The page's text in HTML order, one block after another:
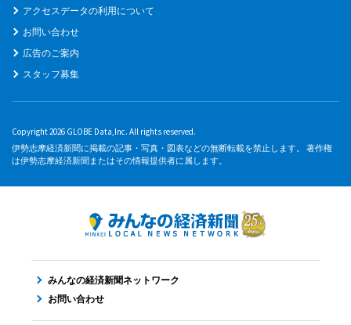
アクセスデータの利用について
お問い合わせ
広告のご案内
スタッフ募集
Copyright 2026 GLOBE Data,Inc. All rights reserved.
伊勢志摩経済新聞に掲載の記事・写真・図表などの無断転載を禁止します。 著作権
は伊勢志摩経済新聞またはその情報提供者に属します。
みんなの経済新聞ネットワーク
お問い合わせ